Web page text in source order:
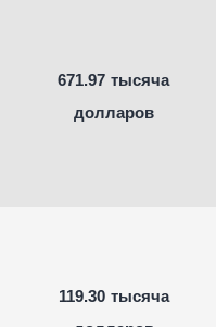
671.97 тысяча
долларов
119.30 тысяча